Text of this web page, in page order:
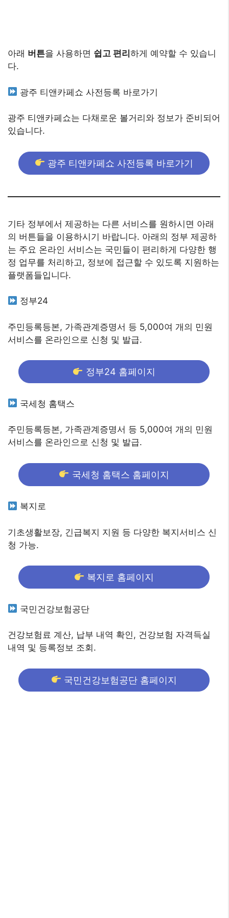
아래 버튼을 사용하면 쉽고 편리 하게 예약할 수 있습니
다.
광주 티앤카페쇼 사전등록 바로가기
광주 티앤카페쇼는 다채로운 볼거리와 정보가 준비되어
있습니다.
광주 티앤카페쇼 사전등록 바로가기
기타 정부에서 제공하는 다른 서비스를 원하시면 아래
의 버튼들을 이용하시기 바랍니다. 아래의 정부 제공하
는 주요 온라인 서비스는 국민들이 편리하게 다양한 행
정 업무를 처리하고, 정보에 접근할 수 있도록 지원하는
플랫폼들입니다.
정부24
주민등록등본, 가족관계증명서 등 5,000여 개의 민원
서비스를 온라인으로 신청 및 발급.
정부24 홈페이지
국세청 홈택스
주민등록등본, 가족관계증명서 등 5,000여 개의 민원
서비스를 온라인으로 신청 및 발급.
국세청 홈택스 홈페이지
복지로
기초생활보장, 긴급복지 지원 등 다양한 복지서비스 신
청 가능.
복지로 홈페이지
국민건강보험공단
건강보험료 계산, 납부 내역 확인, 건강보험 자격득실
내역 및 등록정보 조회.
국민건강보험공단 홈페이지